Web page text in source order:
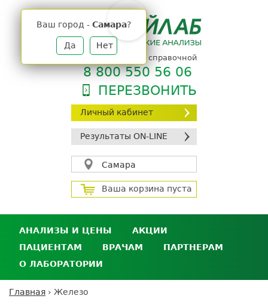
Личный кабинет
Результаты ON-LINE
Самара
Ваш город - Самара?
Да Нет
Ваша корзина пуста
телефон единой справочной
8 800 550 56 06
ПЕРЕЗВОНИТЬ
АНАЛИЗЫ И ЦЕНЫ
Анализы и цены
Где сдать анализы
Выезд на дом
АКЦИИ
ПАЦИЕНТАМ
Личный кабинет пациента
Дисконтная программа
ВРАЧАМ ПАРТНЕРАМ
кабинет
О ЛАБОРАТОРИИ
Главная › Железо